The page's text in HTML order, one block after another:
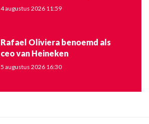
4 augustus 2026 11:59
Rafael Oliviera benoemd als
ceo van Heineken
5 augustus 2026 16:30